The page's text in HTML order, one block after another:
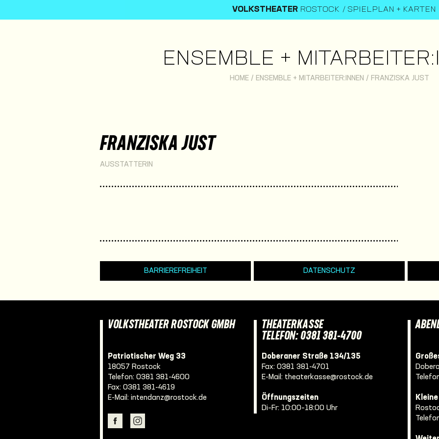
VOLKSTHEATER ROSTOCK SPIELPLAN + KARTEN
ENSEMBLE +
HOME/ ENSEMBLE + MITARBEITER:INNEN / FRANZISKA JUST
FRANZISKA JUST
AUSSTATTERIN
BARRIEREFREIHEIT DATENSCHUTZ
VOLKSTHEATER ROSTOCK GMBH
Patriotischer Weg 33
18057 Rostock
Telefon: 0381 381-4600
Fax: 0381 381-4619
E-Mail: intendanz@rostock.de
THEATERKASSE
TELEFON: 0381 381-4700
Doberaner Straße 134/135
Fax: 0381 381-4701
E-Mail: theaterkasse@rostock.de
Öffnungszeiten
Di–Fr: 10:00–18:00 Uhr